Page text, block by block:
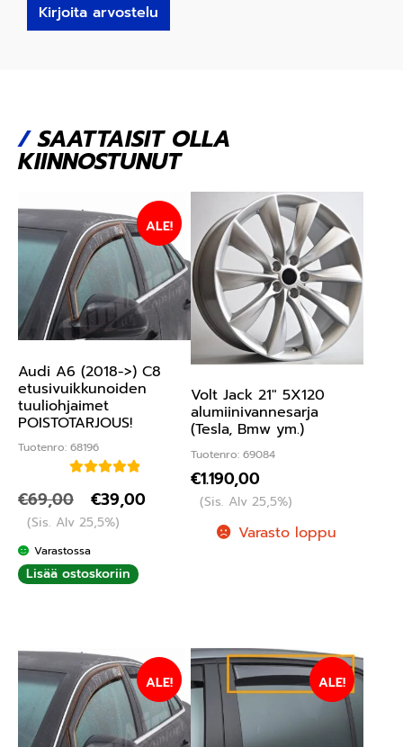
Kirjoita arvostelu
/SAATTAISIT OLLA
KIINNOSTUNUT
Audi A6 (2018->) C8
etusivuikkunoiden
tuuliohjaimet
POISTOTARJOUS!
Tuotenro: 68196
tuotteesta:
5.00/ 5
ALE!
€69,00 €39,00
(Sis. Alv 25,5%)
Varastossa
Lisää ostoskoriin
Volt Jack 21″ 5X120
alumiinivannesarja
(Tesla, Bmw ym.)
Tuotenro: 69084
€1.190,00
(Sis. Alv 25,5%)
Varasto loppu
ALE! ALE!